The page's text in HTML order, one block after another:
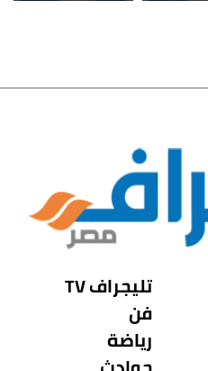
تليجراف TV
فن
رياضة